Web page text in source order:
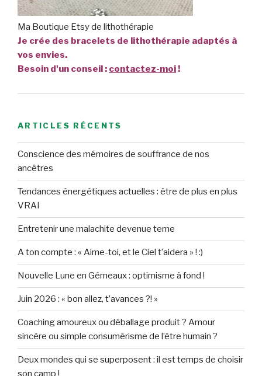
Ma Boutique Etsy de lithothérapie
Je crée des bracelets de lithothérapie adaptés à
vos envies.
Besoin d'un conseil : contactez-moi!
ARTICLES RÉCENTS
Conscience des mémoires de souffrance de nos
ancêtres
Tendances énergétiques actuelles : être de plus en plus
VRAI
Entretenir une malachite devenue terne
A ton compte : « Aime-toi, et le Ciel t’aidera » ! :)
Nouvelle Lune en Gémeaux : optimisme à fond !
Juin 2026 : « bon allez, t’avances ?! »
Coaching amoureux ou déballage produit ? Amour
sincère ou simple consumérisme de l’être humain ?
Deux mondes qui se superposent : il est temps de choisir